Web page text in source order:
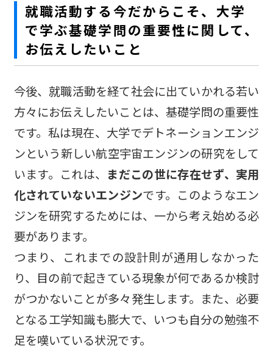
就職活動する今だからこそ、大学
で学ぶ基礎学問の重要性に関して、
お伝えしたいこと
今後、就職活動を経て社会に出ていかれる若い
方々にお伝えしたいことは、基礎学問の重要性
です。私は現在、大学でデトネーションエンジ
ンという新しい航空宇宙エンジンの研究をして
います。これは、 まだこの世に存在せず、実用
化されていないエンジンです。このようなエン
ジンを研究するためには、一から考え始める必
要があります。
つまり、これまでの設計則が通用しなかった
り、目の前で起きている現象が何であるか検討
がつかないことが多々発生します。また、必要
となる工学知識も膨大で、いつも自分の勉強不
足を嘆いている状況です。